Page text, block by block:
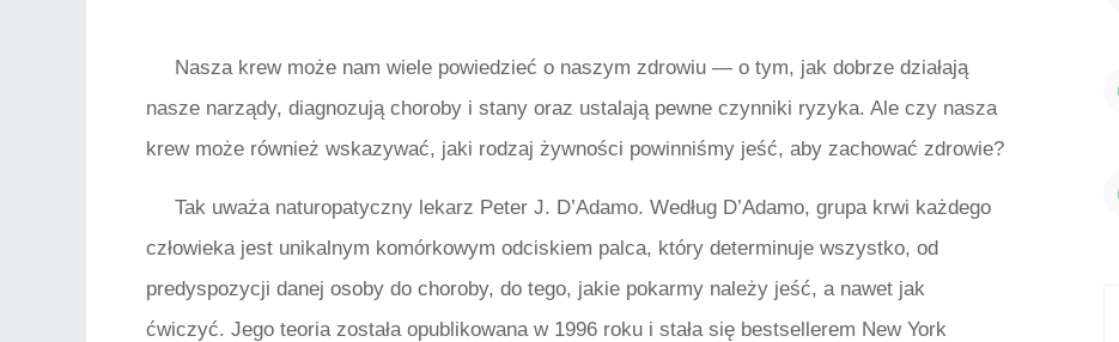
Nasza krew może nam wiele powiedzieć o naszym zdrowiu — o tym, jak dobrze działają
nasze narządy, diagnozują choroby i stany oraz ustalają pewne czynniki ryzyka. Ale czy nasza
krew może również wskazywać, jaki rodzaj żywności powinniśmy jeść, aby zachować zdrowie?
Tak uważa naturopatyczny lekarz Peter J. D’Adamo. Według D’Adamo, grupa krwi każdego
człowieka jest unikalnym komórkowym odciskiem palca, który determinuje wszystko, od
predyspozycji danej osoby do choroby, do tego, jakie pokarmy należy jeść, a nawet jak
ćwiczyć. Jego teoria została opublikowana w 1996 roku i stała się bestsellerem New York